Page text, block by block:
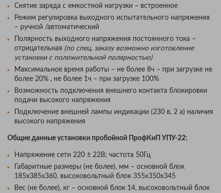
Снятие заряда с емкостной нагрузки – встроенное
Режим регулировка выходного испытательного напряжения
– ручной /автоматический
Полярность выходного напряжения постоянного тока –
отрицательная (по спец. заказу возможно изготовление
установки с положительной полярностью)
Максимальное время работы – не более 8ч – при загрузке не
более 20% , не более 1ч – при загрузке 100%
Возможность подключения внешнего контакта блокировки
подачи высокого напряжения
Подключение внешней лампы индикации (230 в, 2 а) наличия
высокого напряжения
Общие данные установки пробойной ПрофКиП УПУ-22:
Напряжение сети 220 ± 22В; частота 50Гц
Габаритные размеры (не более), мм – основной блок
185х385х360, высоковольтный блок 355х350х345
Вес (не более), кг – основной блок 14, высоковольтный блок